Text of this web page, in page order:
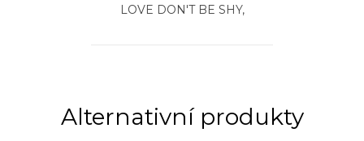
LOVE DON'T BE SHY,